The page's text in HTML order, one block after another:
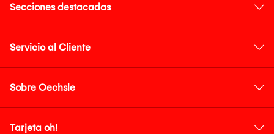
Secciones destacadas
Servicio al Cliente
Sobre Oechsle
Tarjeta oh!